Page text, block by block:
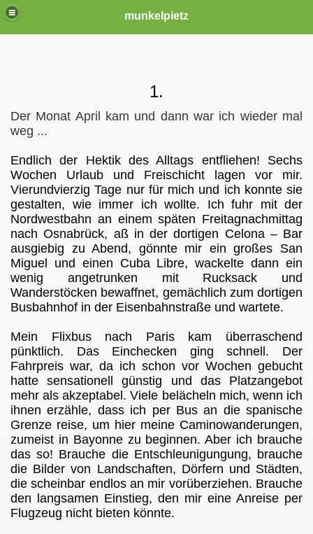
munkelpietz
1.
Der Monat April kam und dann war ich wieder mal
weg ...
Endlich der Hektik des Alltags entfliehen! Sechs
Wochen Urlaub und Freischicht lagen vor mir.
Vierundvierzig Tage nur für mich und ich konnte sie
gestalten, wie immer ich wollte. Ich fuhr mit der
Nordwestbahn an einem späten Freitagnachmittag
nach Osnabrück, aß in der dortigen Celona – Bar
ausgiebig zu Abend, gönnte mir ein großes San
Miguel und einen Cuba Libre, wackelte dann ein
wenig angetrunken mit Rucksack und
Wanderstöcken bewaffnet, gemächlich zum dortigen
Busbahnhof in der Eisenbahnstraße und wartete.
Mein Flixbus nach Paris kam überraschend
pünktlich. Das Einchecken ging schnell. Der
Fahrpreis war, da ich schon vor Wochen gebucht
hatte sensationell günstig und das Platzangebot
mehr als akzeptabel. Viele belächeln mich, wenn ich
ihnen erzähle, dass ich per Bus an die spanische
Grenze reise, um hier meine Caminowanderungen,
zumeist in Bayonne zu beginnen. Aber ich brauche
das so! Brauche die Entschleunigungung, brauche
die Bilder von Landschaften, Dörfern und Städten,
die scheinbar endlos an mir vorüberziehen. Brauche
den langsamen Einstieg, den mir eine Anreise per
Flugzeug nicht bieten könnte.